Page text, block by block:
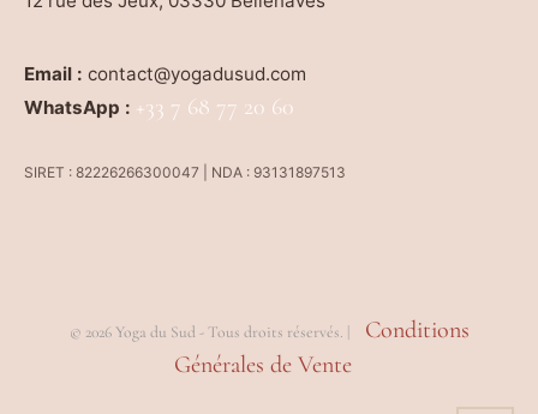
Email : contact@yogadusud.com
WhatsApp : +33 7 68 77 20 60
SIRET : 82226266300047 | NDA : 93131897513
© 2026 Yoga du Sud - Tous droits réservés. |
Conditions
Générales de Vente